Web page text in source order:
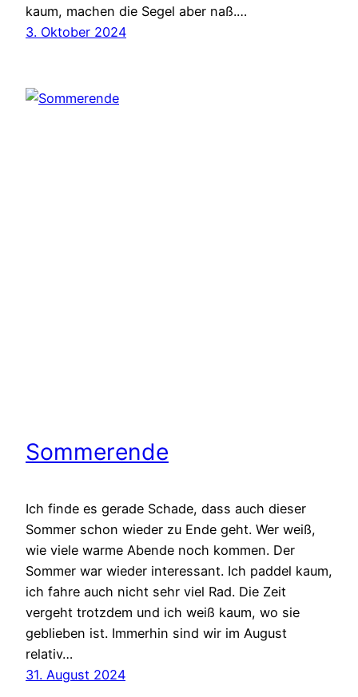
kaum, machen die Segel aber naß.…
3. Oktober 2024
Sommerende
Ich finde es gerade Schade, dass auch dieser
Sommer schon wieder zu Ende geht. Wer weiß,
wie viele warme Abende noch kommen. Der
Sommer war wieder interessant. Ich paddel kaum,
ich fahre auch nicht sehr viel Rad. Die Zeit
vergeht trotzdem und ich weiß kaum, wo sie
geblieben ist. Immerhin sind wir im August
relativ…
31. August 2024